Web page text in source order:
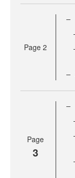
Page 2
Page
3